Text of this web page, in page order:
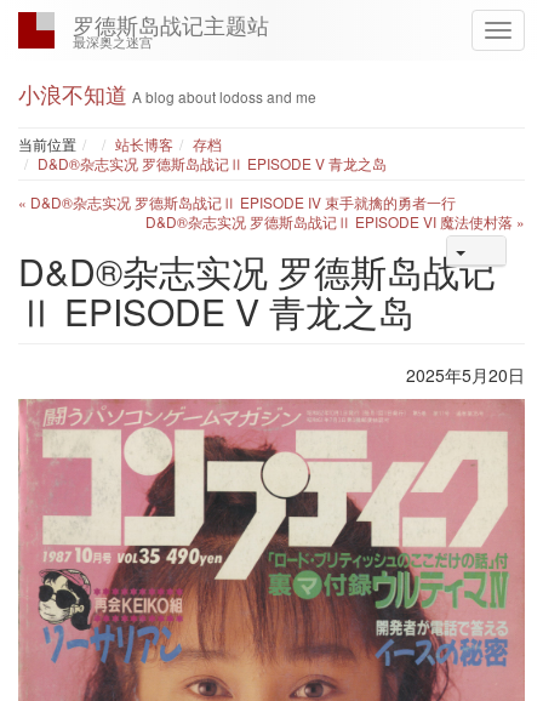
罗德斯岛战记主题站
最深奥之迷宫
小浪不知道 A blog about lodoss and me
当前位置 Home
站长博客
存档
D&D®杂志实况 罗德斯岛战记Ⅱ EPISODE V 青龙之岛
« D&D®杂志实况 罗德斯岛战记Ⅱ EPISODE IV 束手就擒的勇者一行
D&D®杂志实况 罗德斯岛战记Ⅱ EPISODE VI 魔法使村落 »
D&D®杂志实况 罗德斯岛战记
Ⅱ EPISODE V 青龙之岛
2025年5月20日